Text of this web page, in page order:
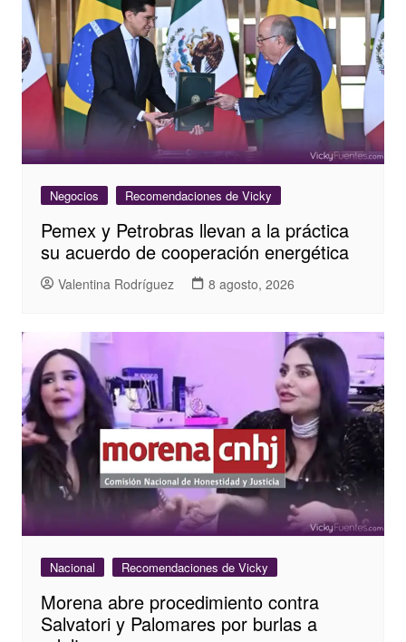
Negocios Recomendaciones de Vicky
Pemex y Petrobras llevan a la práctica
su acuerdo de cooperación energética
Valentina Rodríguez 8 agosto, 2026
Nacional Recomendaciones de Vicky
Morena abre procedimiento contra
Salvatori y Palomares por burlas a